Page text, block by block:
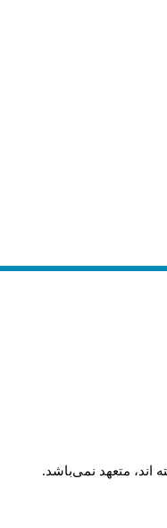
اند، متعهد نمی‌باشد.